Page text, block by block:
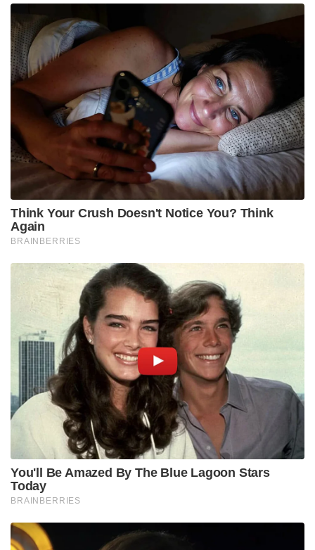
Think Your Crush Doesn't Notice You? Think
Again
BRAINBERRIES
You'll Be Amazed By The Blue Lagoon Stars
Today
BRAINBERRIES